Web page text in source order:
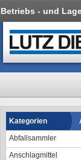
Betriebs - und
Kategorien
Abfallsammler
Anschlagmittel